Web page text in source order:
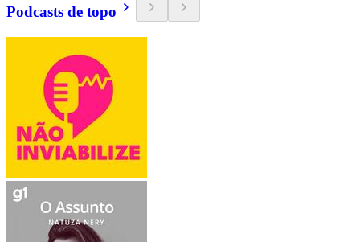
Podcasts de topo